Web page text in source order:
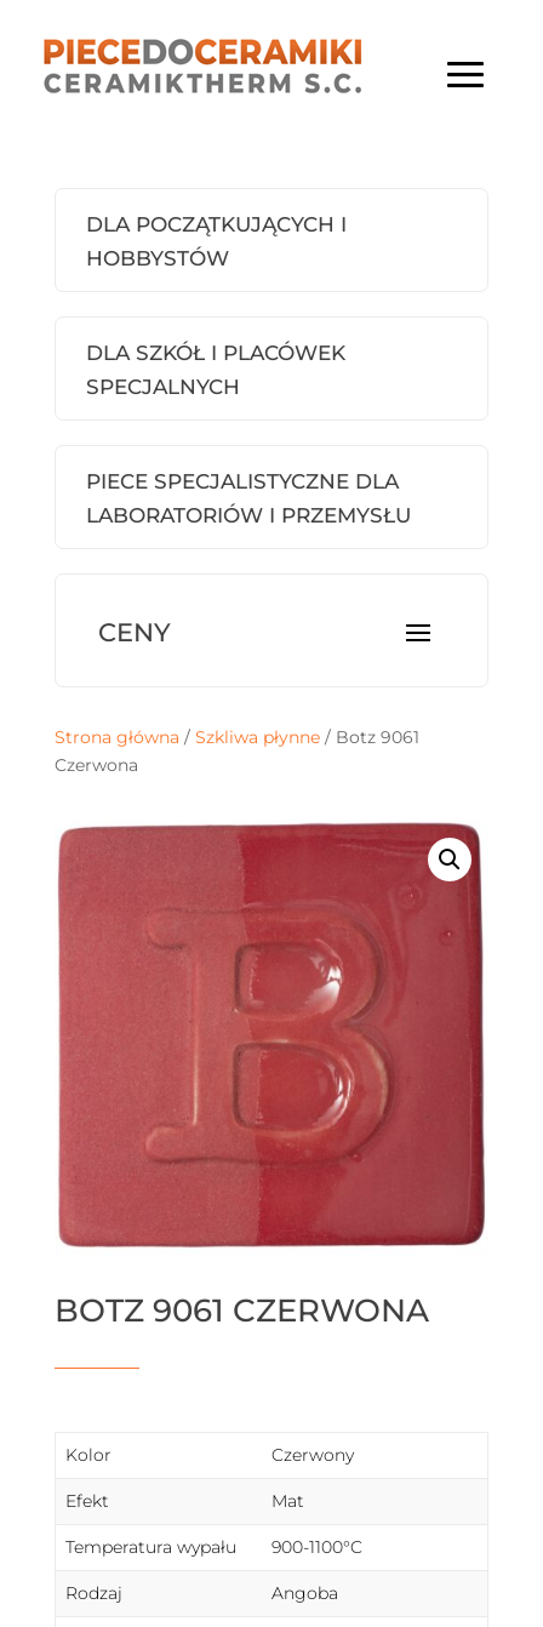
DLA POCZĄTKUJĄCYCH I
HOBBYSTÓW
DLA SZKÓŁ I PLACÓWEK
SPECJALNYCH
PIECE SPECJALISTYCZNE DLA
LABORATORIÓW I PRZEMYSŁU
Strona główna / Szkliwa płynne/ Botz 9061
Czerwona
BOTZ 9061 CZERWONA
Kolor Czerwony
Efekt Mat
Temperatura wypału 900-1100°C
Rodzaj Angoba